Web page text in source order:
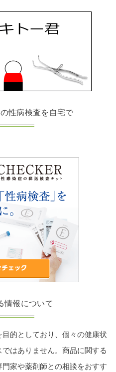
性病検査を自宅で
情報について
的としており、個々の健康状
はありません。商品に関する
家や薬剤師との相談をおすす